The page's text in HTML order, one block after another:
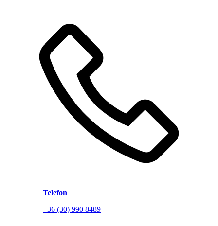
Telefon
+36 (30) 990 8489